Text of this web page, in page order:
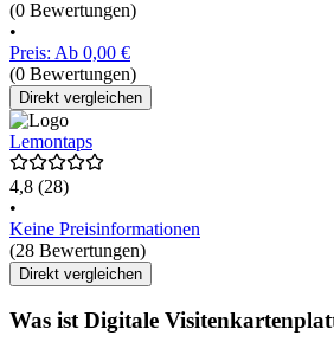
(0 Bewertungen)
•
Preis: Ab 0,00 €
(0 Bewertungen)
Direkt vergleichen
Lemontaps
4,8 (28)
•
Keine Preisinformationen
(28 Bewertungen)
Direkt vergleichen
Was ist Digitale